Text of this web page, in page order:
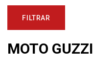
FILTRAR
MOTO GUZZI